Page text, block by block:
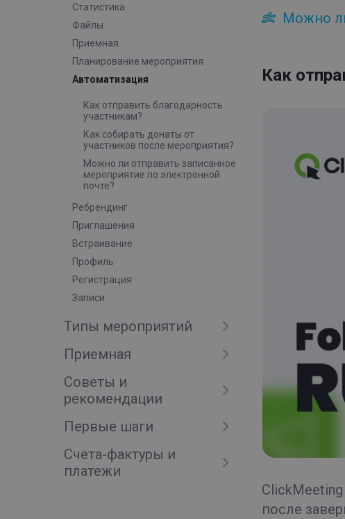
Статистика
Файлы
Приемная
Планирование мероприятия
Автоматизация
Как отправить благодарность
участникам?
Как собирать донаты от
участников после мероприятия?
Можно ли отправить записанное
мероприятие по электронной
почте?
Ребрендинг
Приглашения
Встраивание
Профиль
Регистрация
Записи
Типы мероприятий
Приемная
Советы и
рекомендации
Первые шаги
Счета-фактуры и
платежи
Можно
Как
после